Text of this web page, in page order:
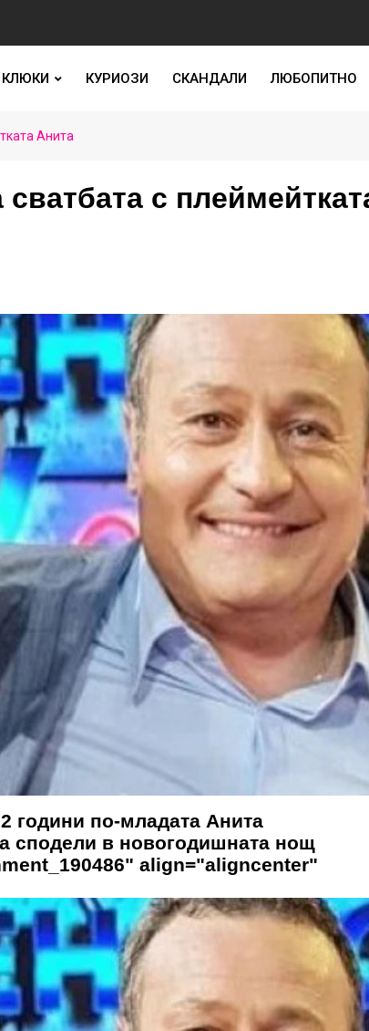
КЛЮКИ КУРИОЗИ СКАНДАЛИ ЛЮБОПИТНО
Анита
с
години по-младата Анита
сподели в новогодишната нощ
align="aligncenter"